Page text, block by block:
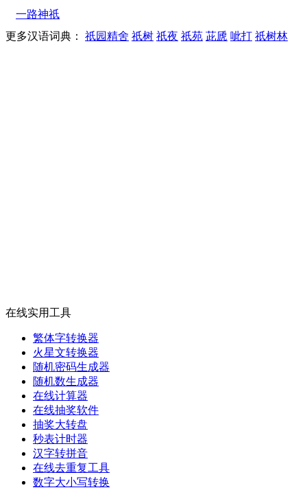
一路神祇
更多汉语词典： 祇园精舍 祇树 祇夜 祇苑 茈虒 呲打 祇树林
在线实用工具
繁体字转换器
火星文转换器
随机密码生成器
随机数生成器
在线计算器
在线抽奖软件
抽奖大转盘
秒表计时器
汉字转拼音
在线去重复工具
数字大小写转换